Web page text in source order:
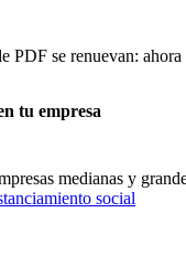
PDF se renuevan:
tu empresa
medianas y